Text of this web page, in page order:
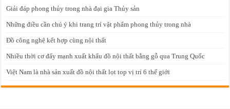
Giải đáp phong thủy trong nhà đại gia Thủy sản
Những điều cần chú ý khi trang trí vật phẩm phong thủy trong nhà
Đồ công nghệ kết hợp cùng nội thất
Nhiều thời cơ đẩy mạnh xuất khẩu đồ nội thất bằng gỗ qua Trung Quốc
Việt Nam là nhà sản xuất đồ nội thất lọt top vị trí 6 thế giới